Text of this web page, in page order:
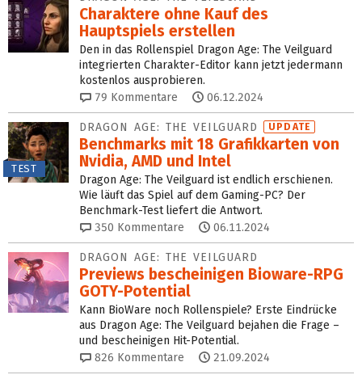
Charaktere ohne Kauf des
Hauptspiels erstellen
Den in das Rollenspiel Dragon Age: The Veilguard
integrierten Charakter-Editor kann jetzt jedermann
kostenlos ausprobieren.
79 Kommentare 06.12.2024
TEST
DRAGON AGE: THE VEILGUARD UPDATE
Benchmarks mit 18 Grafik­kar­ten von
Nvidia, AMD und Intel
Dragon Age: The Veilguard ist endlich erschienen.
Wie läuft das Spiel auf dem Gaming-PC? Der
Benchmark-Test liefert die Antwort.
350 Kommentare 06.11.2024
DRAGON AGE: THE VEILGUARD
Previews bescheinigen Bioware-RPG
GOTY-Potential
Kann BioWare noch Rollenspiele? Erste Eindrücke
aus Dragon Age: The Veilguard bejahen die Frage –
und bescheinigen Hit-Potential.
826 Kommentare 21.09.2024